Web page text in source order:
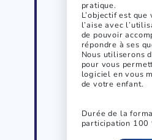
pratique.
L’objectif est que
l’aise avec
de pouvoir
répondre à ses
Nous utiliserons
pour vous
logiciel en vous
de votre enfant.
Durée de la
participation 100